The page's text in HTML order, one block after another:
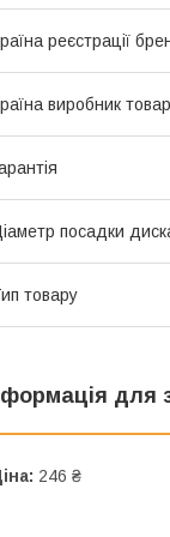
реєстрації
виробник
посадки
товару
для
246 ₴